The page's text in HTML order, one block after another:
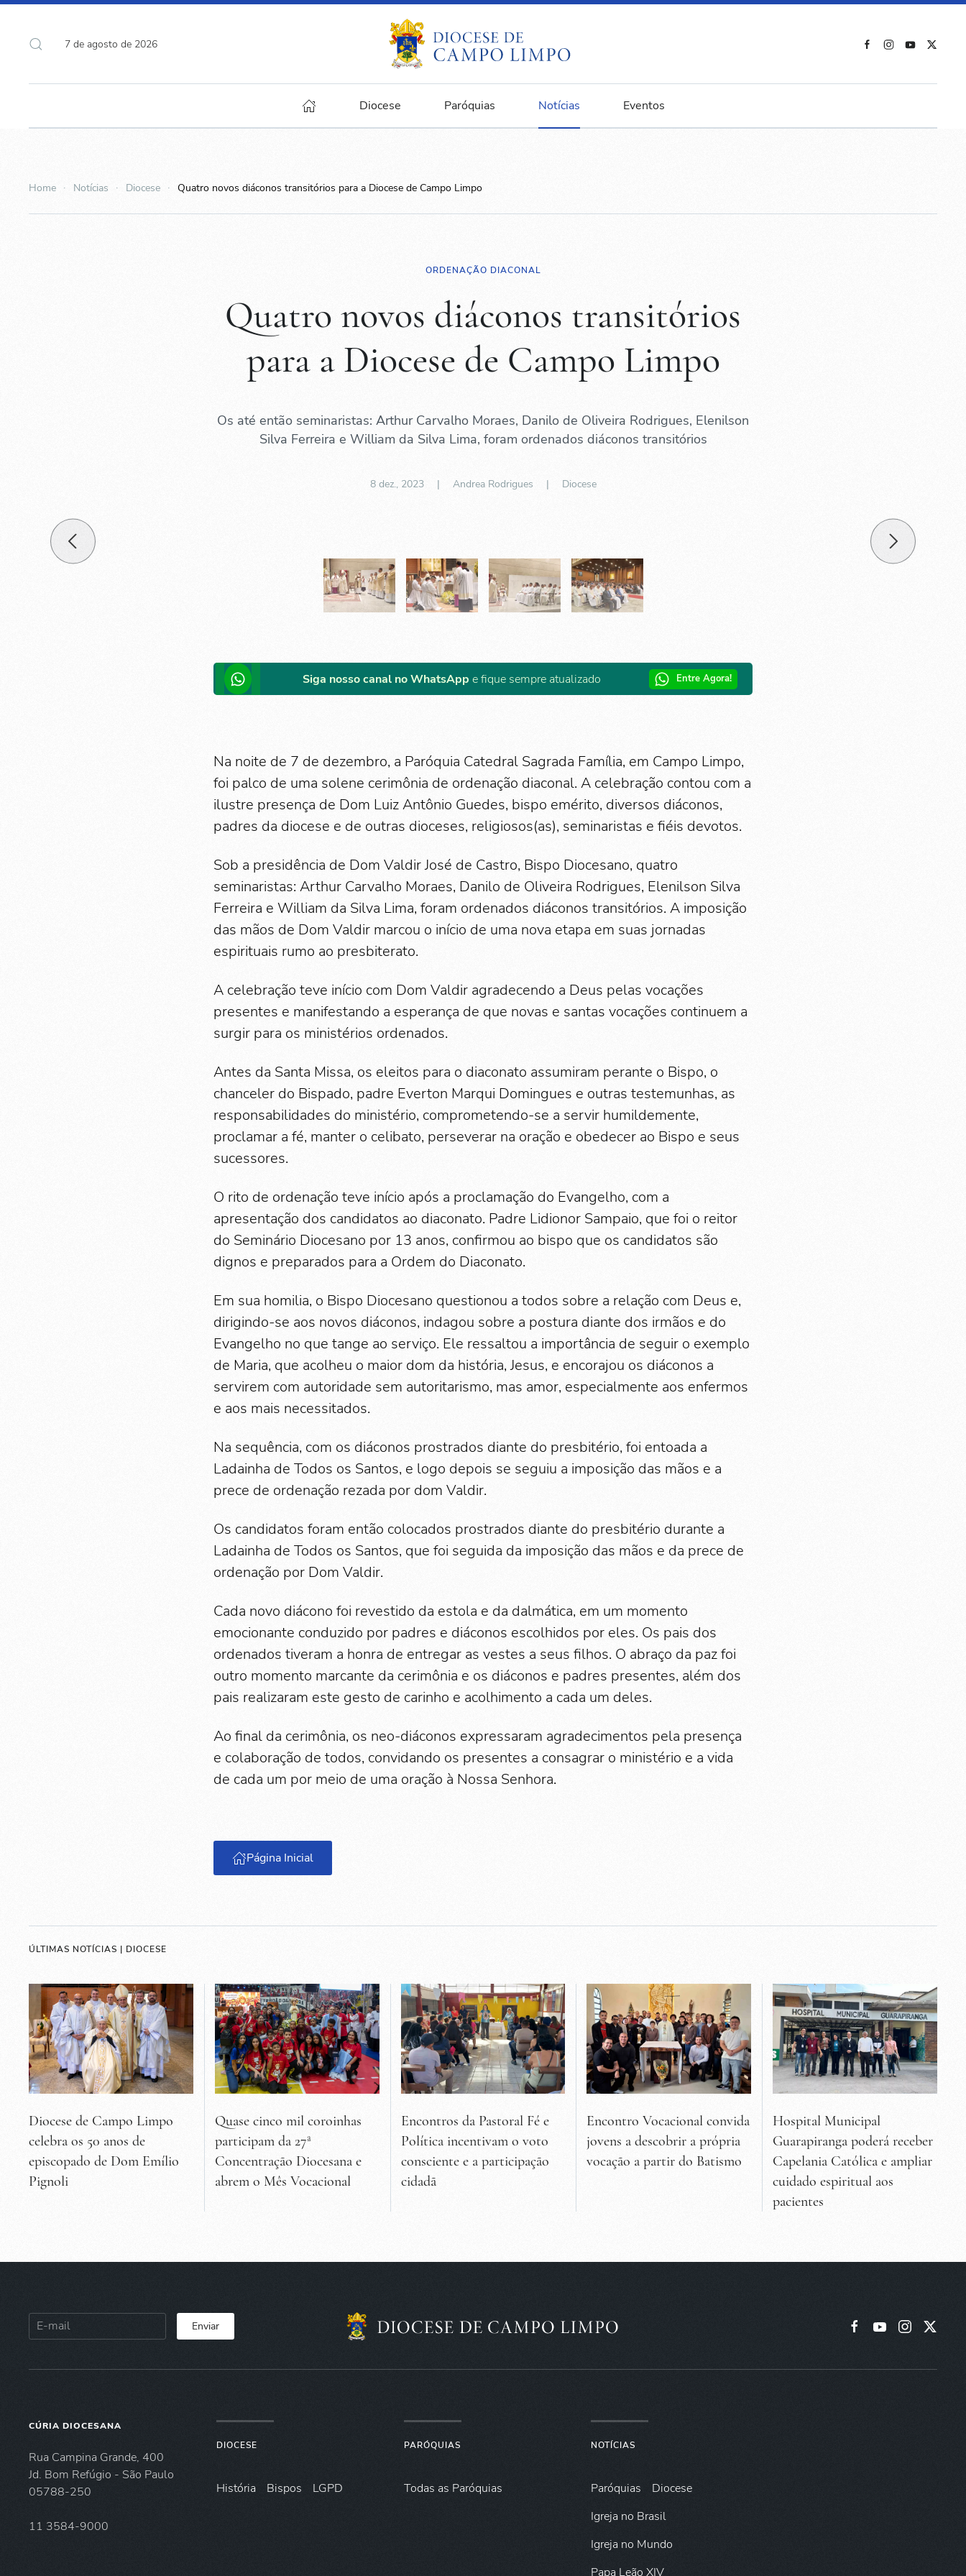
7 de agosto de 2026
Diocese Paróquias Notícias Eventos
Home Notícias Diocese Quatro novos diáconos transitórios para a Diocese de Campo Limpo
ORDENAÇÃO DIACONAL
Quatro novos diáconos transitórios
para a Diocese de Campo Limpo
Os até então seminaristas: Arthur Carvalho Moraes, Danilo de Oliveira Rodrigues, Elenilson
Silva Ferreira e William da Silva Lima, foram ordenados diáconos transitórios
8 dez., 2023| Andrea Rodrigues | Diocese
Siga nosso canal no WhatsApp e fique sempre atualizado Entre Agora!
Na noite de 7 de dezembro, a Paróquia Catedral Sagrada Família, em Campo Limpo,
foi palco de uma solene cerimônia de ordenação diaconal. A celebração contou com a
ilustre presença de Dom Luiz Antônio Guedes, bispo emérito, diversos diáconos,
padres da diocese e de outras dioceses, religiosos(as), seminaristas e fiéis devotos.
Sob a presidência de Dom Valdir José de Castro, Bispo Diocesano, quatro
seminaristas: Arthur Carvalho Moraes, Danilo de Oliveira Rodrigues, Elenilson Silva
Ferreira e William da Silva Lima, foram ordenados diáconos transitórios. A imposição
das mãos de Dom Valdir marcou o início de uma nova etapa em suas jornadas
espirituais rumo ao presbiterato.
A celebração teve início com Dom Valdir agradecendo a Deus pelas vocações
presentes e manifestando a esperança de que novas e santas vocações continuem a
surgir para os ministérios ordenados.
Antes da Santa Missa, os eleitos para o diaconato assumiram perante o Bispo, o
chanceler do Bispado, padre Everton Marqui Domingues e outras testemunhas, as
responsabilidades do ministério, comprometendo-se a servir humildemente,
proclamar a fé, manter o celibato, perseverar na oração e obedecer ao Bispo e seus
sucessores.
O rito de ordenação teve início após a proclamação do Evangelho, com a
apresentação dos candidatos ao diaconato. Padre Lidionor Sampaio, que foi o reitor
do Seminário Diocesano por 13 anos, confirmou ao bispo que os candidatos são
dignos e preparados para a Ordem do Diaconato.
Em sua homilia, o Bispo Diocesano questionou a todos sobre a relação com Deus e,
dirigindo-se aos novos diáconos, indagou sobre a postura diante dos irmãos e do
Evangelho no que tange ao serviço. Ele ressaltou a importância de seguir o exemplo
de Maria, que acolheu o maior dom da história, Jesus, e encorajou os diáconos a
servirem com autoridade sem autoritarismo, mas amor, especialmente aos enfermos
e aos mais necessitados.
Na sequência, com os diáconos prostrados diante do presbitério, foi entoada a
Ladainha de Todos os Santos, e logo depois se seguiu a imposição das mãos e a
prece de ordenação rezada por dom Valdir.
Os candidatos foram então colocados prostrados diante do presbitério durante a
Ladainha de Todos os Santos, que foi seguida da imposição das mãos e da prece de
ordenação por Dom Valdir.
Cada novo diácono foi revestido da estola e da dalmática, em um momento
emocionante conduzido por padres e diáconos escolhidos por eles. Os pais dos
ordenados tiveram a honra de entregar as vestes a seus filhos. O abraço da paz foi
outro momento marcante da cerimônia e os diáconos e padres presentes, além dos
pais realizaram este gesto de carinho e acolhimento a cada um deles.
Ao final da cerimônia, os neo-diáconos expressaram agradecimentos pela presença
e colaboração de todos, convidando os presentes a consagrar o ministério e a vida
de cada um por meio de uma oração à Nossa Senhora.
Página Inicial
ÚLTIMAS NOTÍCIAS | DIOCESE
Diocese de Campo Limpo
celebra os 50 anos de
episcopado de Dom Emílio
Pignoli
Quase cinco mil coroinhas
participam da 27ª
Concentração Diocesana e
abrem o Mês Vocacional
Encontros da Pastoral Fé e
Política incentivam o voto
consciente e a participação
cidadã
Encontro Vocacional convida
jovens a descobrir a própria
vocação a partir do Batismo
Hospital Municipal
Guarapiranga poderá receber
Capelania Católica e ampliar
cuidado espiritual aos
pacientes
Enviar
CÚRIA DIOCESANA
Rua Campina Grande, 400
Jd. Bom Refúgio - São Paulo
05788-250
11 3584-9000
DIOCESE
História Bispos LGPD
PARÓQUIAS
Todas as Paróquias
NOTÍCIAS
Paróquias
Diocese
Igreja no Brasil
Igreja no Mundo
Papa Leão XIV